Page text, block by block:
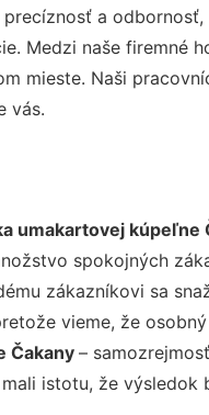
a
Medzi naše
mieste. Naši
vás.
umakartovej kúpeľne
spokojných
zákazníkovi sa
vieme, že
Čakany–
istotu, že výsledok